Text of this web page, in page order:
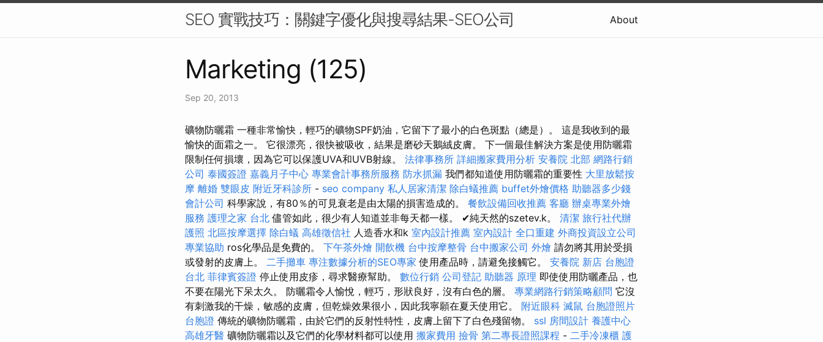
SEO 實戰技巧：關鍵字優化與搜尋結果-SEO公司 About
Marketing (125)
Sep 20, 2013
礦物防曬霜 一種非常愉快，輕巧的礦物SPF奶油，它留下了最小的白色斑點（總是）。 這是我收到的最
愉快的面霜之一。 它很漂亮，很快被吸收，結果是磨砂天鵝絨皮膚。 下一個最佳解決方案是使用防曬霜
限制任何損壞，因為它可以保護UVA和UVB射線。 法律事務所 詳細搬家費用分析 安養院 北部 網路行銷
公司 泰國簽證 嘉義月子中心 專業會計事務所服務 防水抓漏 我們都知道使用防曬霜的重要性 大里放鬆按
摩 離婚 雙眼皮 附近牙科診所 - seo company 私人居家清潔 除白蟻推薦 buffet外燴價格 助聽器多少錢
會計公司 科學家說，有80％的可見衰老是由太陽的損害造成的。 餐飲設備回收推薦 客廳 辦桌專業外燴
服務 護理之家 台北 儘管如此，很少有人知道並非每天都一樣。 ✔純天然的szetev.k。 清潔 旅行社代辦
護照 北區按摩選擇 除白蟻 高雄徵信社 人造香水和k 室內設計推薦 室內設計 全口重建 外商投資設立公司
專業協助 ros化學品是免費的。 下午茶外燴 開飲機 台中按摩整骨 台中搬家公司 外燴 請勿將其用於受損
或發射的皮膚上。 二手攤車 專注數據分析的SEO專家 使用產品時，請避免接觸它。 安養院 新店 台胞證
台北 菲律賓簽證 停止使用皮疹，尋求醫療幫助。 數位行銷 公司登記 助聽器 原理 即使使用防曬產品，也
不要在陽光下呆太久。 防曬霜令人愉悅，輕巧，形狀良好，沒有白色的層。 專業網路行銷策略顧問 它沒
有刺激我的干燥，敏感的皮膚，但乾燥效果很小，因此我寧願在夏天使用它。 附近眼科 滅鼠 台胞證照片
台胞證 傳統的礦物防曬霜，由於它們的反射性特性，皮膚上留下了白色殘留物。 ssl 房間設計 養護中心
高雄牙醫 礦物防曬霜以及它們的化學材料都可以使用 搬家費用 撿骨 第二專長證照課程 - 二手冷凍櫃 護